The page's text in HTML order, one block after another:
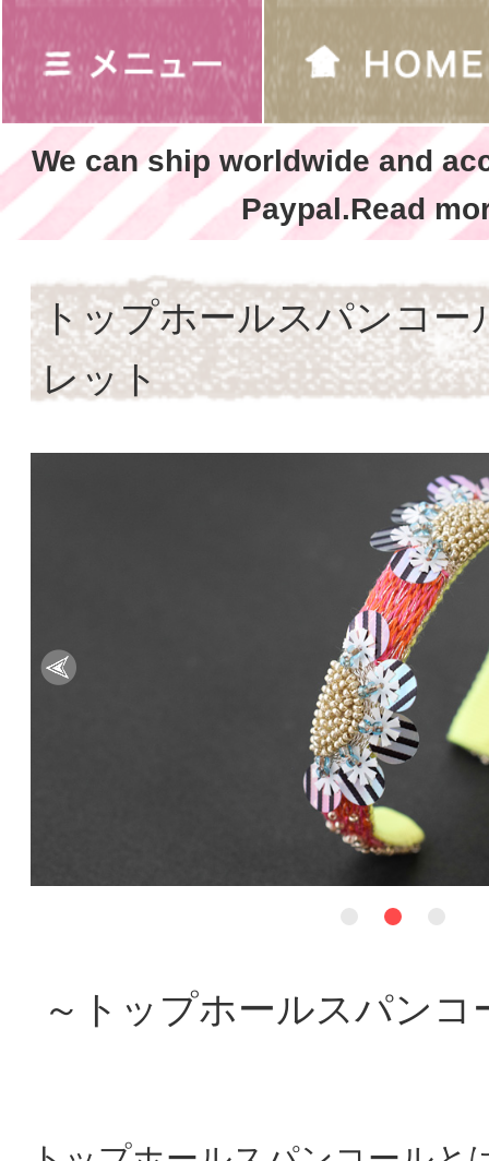
We can ship worldwide and
Paypal.Read
トップホールスパンコー
レット
～トップホールスパンコ